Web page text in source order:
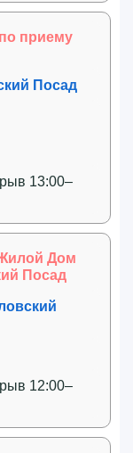
приему
Посад
13:00–
Дом
Посад
12:00–